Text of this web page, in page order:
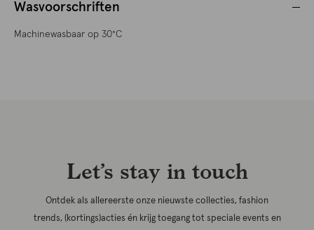
Wasvoorschriften
Machinewasbaar op 30°C
Let’s stay in touch
Ontdek als allereerste onze nieuwste collecties, fashion
trends, (kortings)acties én krijg toegang tot speciale events en